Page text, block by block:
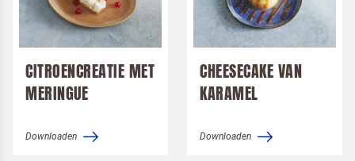
CITROENCREATIE MET
MERINGUE
Downloaden
CHEESECAKE VAN
KARAMEL
Downloaden